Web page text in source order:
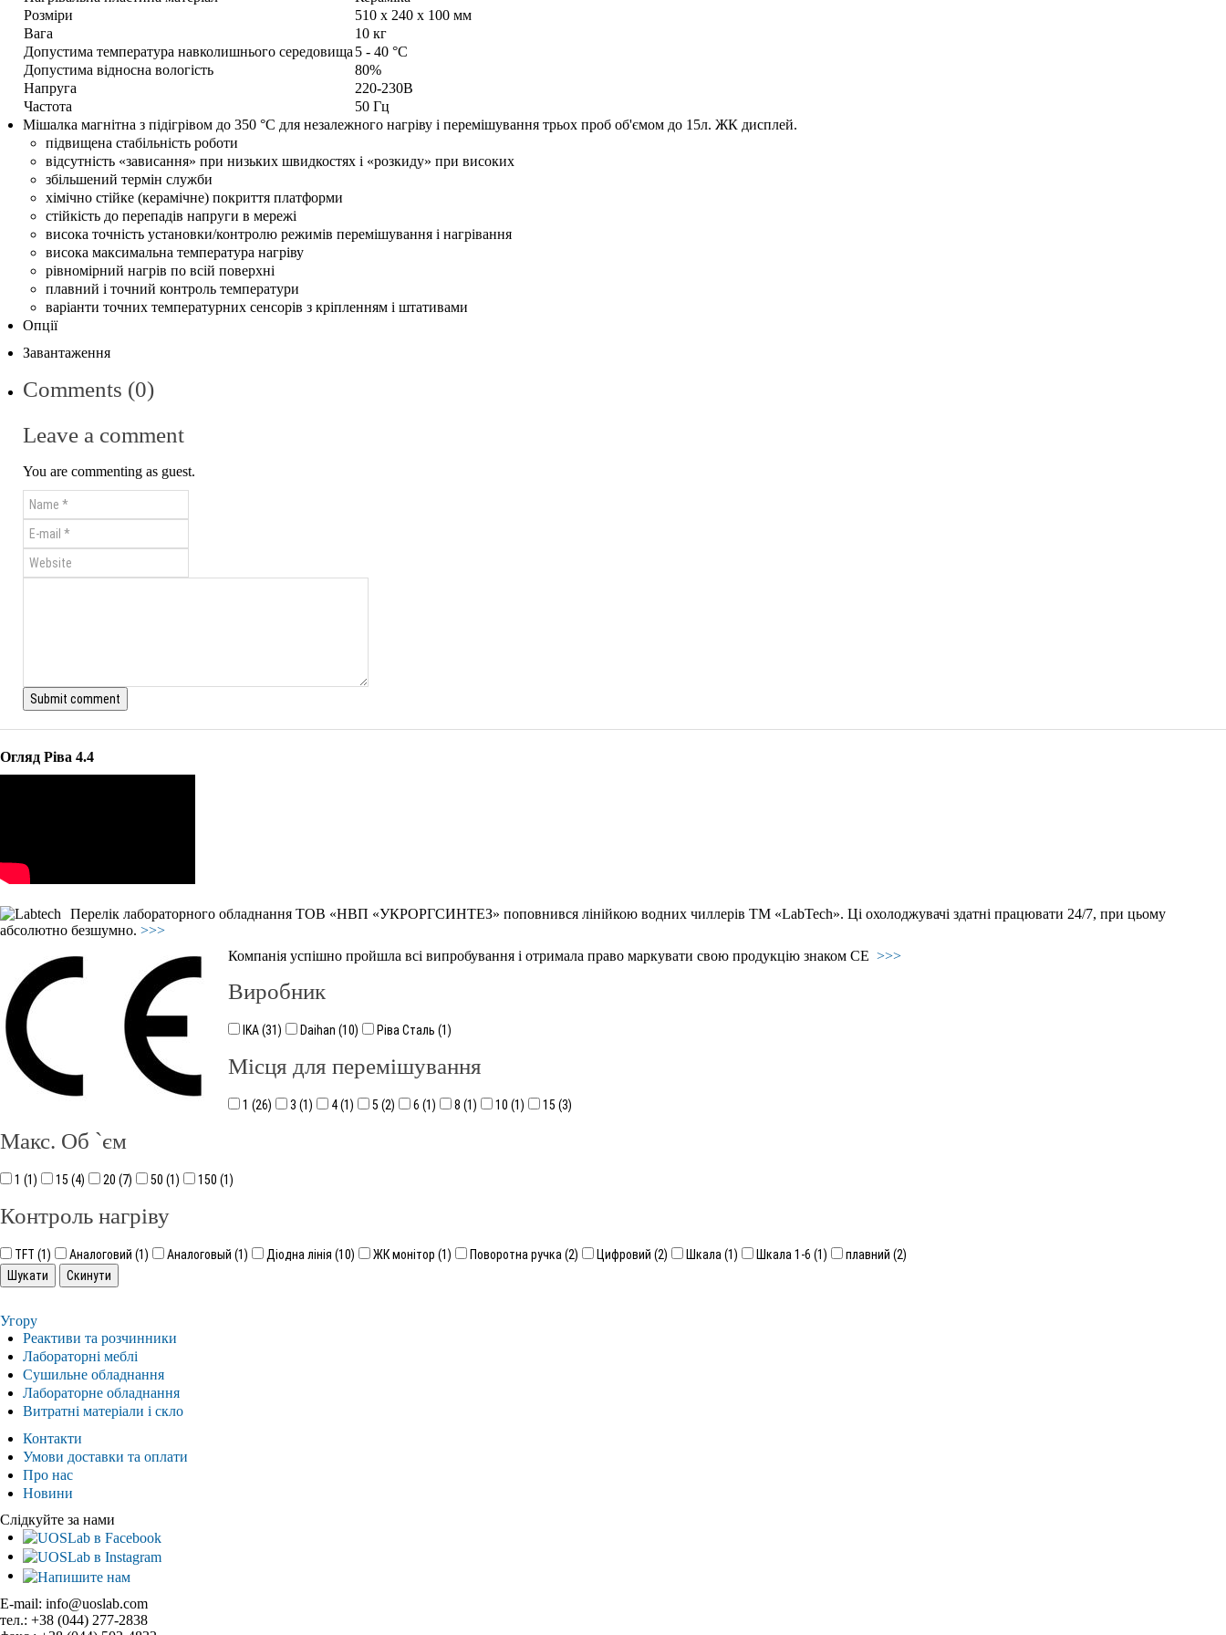
Розміри
510 x 240 x 100 мм
Вага
10 кг
Допустима температура навколишнього середовища 5 - 40 °C
Допустима відносна вологість
80%
Напруга
220-230В
Частота
50 Гц
Мішалка магнітна з підігрівом до 350 °С для незалежного нагріву і перемішування трьох проб об'ємом до 15л. ЖК дисплей.
підвищена стабільність роботи
відсутність «зависання» при низьких швидкостях і «розкиду» при високих
збільшений термін служби
хімічно стійке (керамічне) покриття платформи
стійкість до перепадів напруги в мережі
висока точність установки/контролю режимів перемішування і нагрівання
висока максимальна температура нагріву
рівномірний нагрів по всій поверхні
плавний і точний контроль температури
варіанти точних температурних сенсорів з кріпленням і штативами
Опції
Завантаження
Comments (0)
Leave a comment
You are commenting as guest.
Огляд Ріва 4.4
Перелік лабораторного обладнання ТОВ «НВП «УКРОРГСИНТЕЗ» поповнився лінійкою водних чиллерів ТМ «LabTech». Ці охолоджувачі здатні працювати 24/7, при цьому
абсолютно безшумно. >>>
Компанія успішно пройшла всі випробування і отримала право маркувати свою продукцію знаком СЕ >>>
Виробник
IKA (31) Daihan (10) Ріва Сталь (1)
Місця для перемішування
1 (26) 3 (1) 4 (1) 5 (2) 6 (1) 8 (1) 10 (1) 15 (3)
Макс. Об `єм
1 (1) 15 (4) 20 (7) 50 (1) 150 (1)
Контроль нагріву
TFT (1) Аналоговий (1) Аналоговый (1) Діодна лінія (10) ЖК монітор (1) Поворотна ручка (2) Цифровий (2) Шкала (1) Шкала 1-6 (1) плавний (2)
Угору
Реактиви та розчинники
Лабораторні меблі
Сушильне обладнання
Лабораторне обладнання
Витратні матеріали і скло
Контакти
Умови доставки та оплати
Про нас
Новини
Слідкуйте за нами
E-mail: info@uoslab.com
тел.: +38 (044) 277-2838